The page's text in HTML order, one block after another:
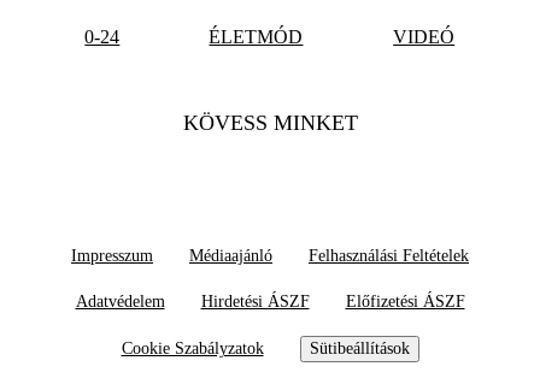
0-24 ÉLETMÓD VIDEÓ
KÖVESS MINKET
Impresszum Médiaajánló Felhasználási Feltételek
Adatvédelem Hirdetési ÁSZF Előfizetési ÁSZF
Cookie Szabályzatok Sütibeállítások